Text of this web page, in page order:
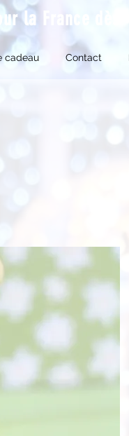
la France dès
cadeau Contact